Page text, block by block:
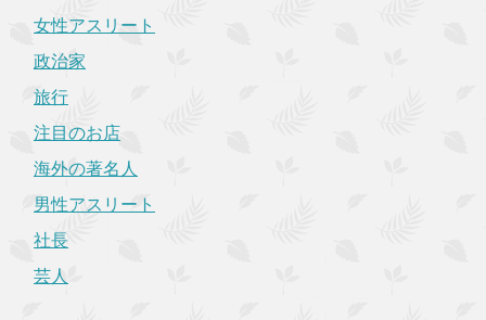
女性アスリート
政治家
旅行
注目のお店
海外の著名人
男性アスリート
社長
芸人